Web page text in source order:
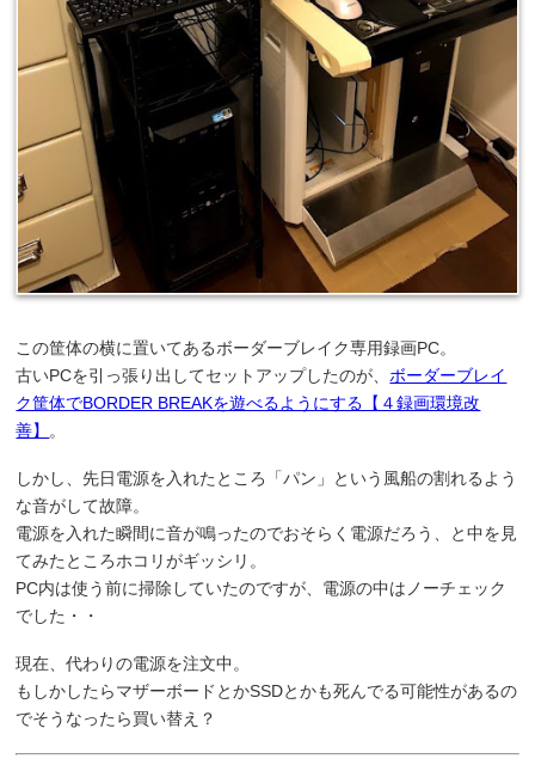
この筐体の横に置いてあるボーダーブレイク専用録画PC。
古いPCを引っ張り出してセットアップしたのが、ボーダーブレイ
ク筐体でBORDER BREAKを遊べるようにする【４録画環境改
善】 。
しかし、先日電源を入れたところ「パン」という風船の割れるよう
な音がして故障。
電源を入れた瞬間に音が鳴ったのでおそらく電源だろう、と中を見
てみたところホコリがギッシリ。
PC内は使う前に掃除していたのですが、電源の中はノーチェック
でした・・
現在、代わりの電源を注文中。
もしかしたらマザーボードとかSSDとかも死んでる可能性があるの
でそうなったら買い替え？